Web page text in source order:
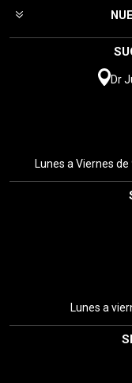
Dr
Lunes a Viernes
Lunes a